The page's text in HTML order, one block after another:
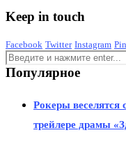
Keep in touch
Facebook Twitter Instagram
Популярное
Рокеры
трейлере драмы